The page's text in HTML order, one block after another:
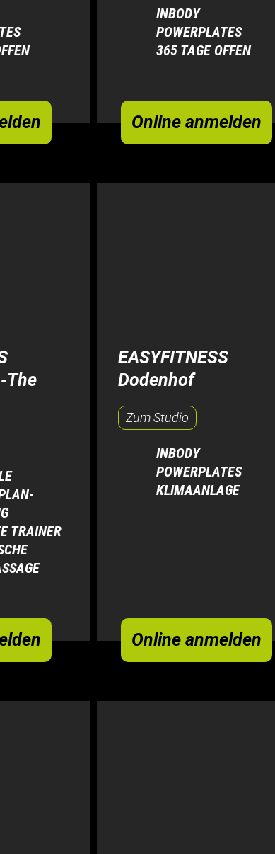
INBODY
POWERPLATES
365 TAGE OFFEN
Online anmelden
The
TRAINER
EASYFITNESS
Dodenhof
Zum Studio
INBODY
POWERPLATES
KLIMAANLAGE
Online anmelden